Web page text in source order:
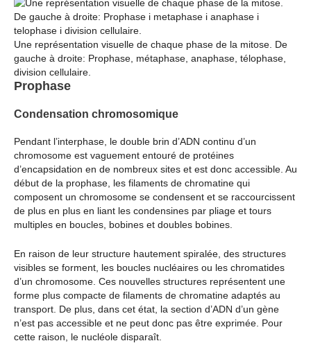
Une représentation visuelle de chaque phase de la mitose. De
gauche à droite: Prophase, métaphase, anaphase, télophase,
division cellulaire.
Prophase
Condensation chromosomique
Pendant l’interphase, le double brin d’ADN continu d’un
chromosome est vaguement entouré de protéines
d’encapsidation en de nombreux sites et est donc accessible. Au
début de la prophase, les filaments de chromatine qui
composent un chromosome se condensent et se raccourcissent
de plus en plus en liant les condensines par pliage et tours
multiples en boucles, bobines et doubles bobines.
En raison de leur structure hautement spiralée, des structures
visibles se forment, les boucles nucléaires ou les chromatides
d’un chromosome. Ces nouvelles structures représentent une
forme plus compacte de filaments de chromatine adaptés au
transport. De plus, dans cet état, la section d’ADN d’un gène
n’est pas accessible et ne peut donc pas être exprimée. Pour
cette raison, le nucléole disparaît.